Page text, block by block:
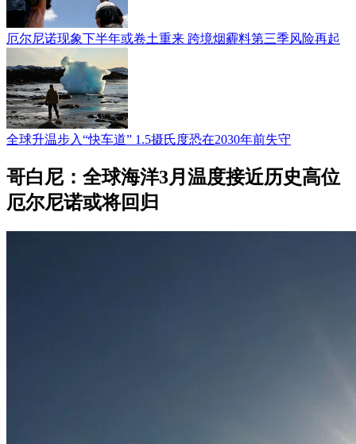
厄尔尼诺现象下半年或卷土重来 跨境烟霾料第三季风险再起
全球升温步入“快车道” 1.5摄氏度恐在2030年前失守
哥白尼：全球海洋3月温度接近历史高位
厄尔尼诺或将回归